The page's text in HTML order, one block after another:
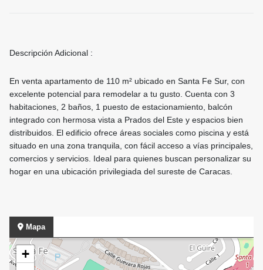
Descripción Adicional :
En venta apartamento de 110 m² ubicado en Santa Fe Sur, con
excelente potencial para remodelar a tu gusto. Cuenta con 3
habitaciones, 2 baños, 1 puesto de estacionamiento, balcón
integrado con hermosa vista a Prados del Este y espacios bien
distribuidos. El edificio ofrece áreas sociales como piscina y está
situado en una zona tranquila, con fácil acceso a vías principales,
comercios y servicios. Ideal para quienes buscan personalizar su
hogar en una ubicación privilegiada del sureste de Caracas.
Mapa
+